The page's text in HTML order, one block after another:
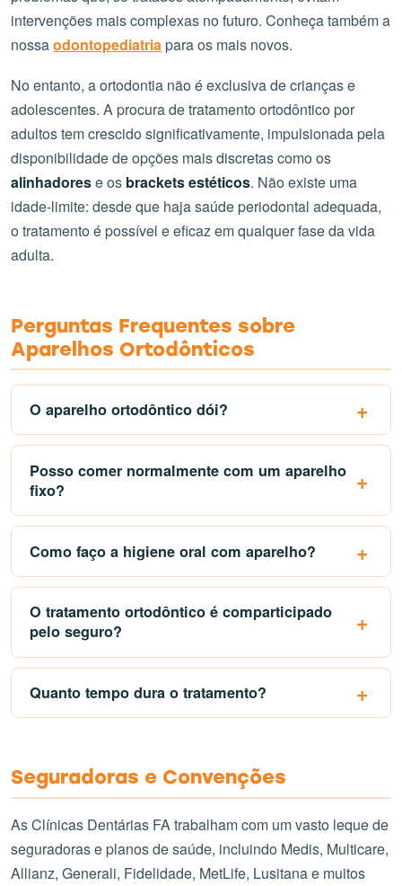
intervenções mais complexas no futuro. Conheça também a
nossaodontopediatriapara os mais novos.
No entanto, a ortodontia não é exclusiva de crianças e
adolescentes. A procura de tratamento ortodôntico por
adultos tem crescido significativamente, impulsionada pela
disponibilidade de opções mais discretas como os
alinhadorese os brackets estéticos. Não existe uma
idade-limite: desde que haja saúde periodontal adequada,
o tratamento é possível e eficaz em qualquer fase da vida
adulta.
Perguntas Frequentes sobre
Aparelhos Ortodônticos
O aparelho ortodôntico dói?
Posso comer normalmente com um aparelho
fixo?
Como faço a higiene oral com aparelho?
O tratamento ortodôntico é comparticipado
pelo seguro?
Quanto tempo dura o tratamento?
Seguradoras e Convenções
As Clínicas Dentárias FA trabalham com um vasto leque de
seguradoras e planos de saúde, incluindo Medis, Multicare,
Allianz, Generali, Fidelidade, MetLife, Lusitana e muitos